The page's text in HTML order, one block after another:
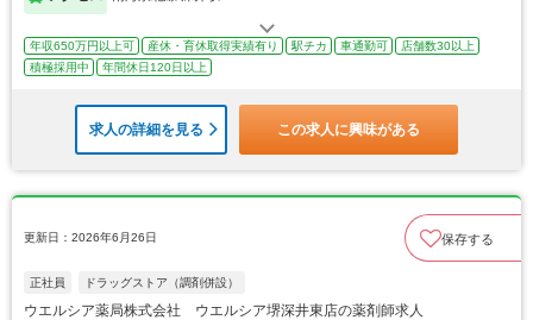
年収650万円以上可 産休・育休取得実績有り 駅チカ 車通勤可
店舗数30以上
積極採用中
年間休日120日以上
求人の詳細を見る この求人に興味がある
更新日：2026年6月26日 保存する
正社員 ドラッグストア（調剤併設）
ウエルシア薬局株式会社 ウエルシア堺深井東店の薬剤師求人